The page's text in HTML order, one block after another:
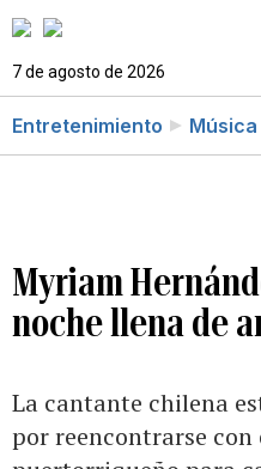
7 de agosto de 2026
Entretenimiento Música
Myriam
noche llena de
La cantante chilena
por reencontrarse